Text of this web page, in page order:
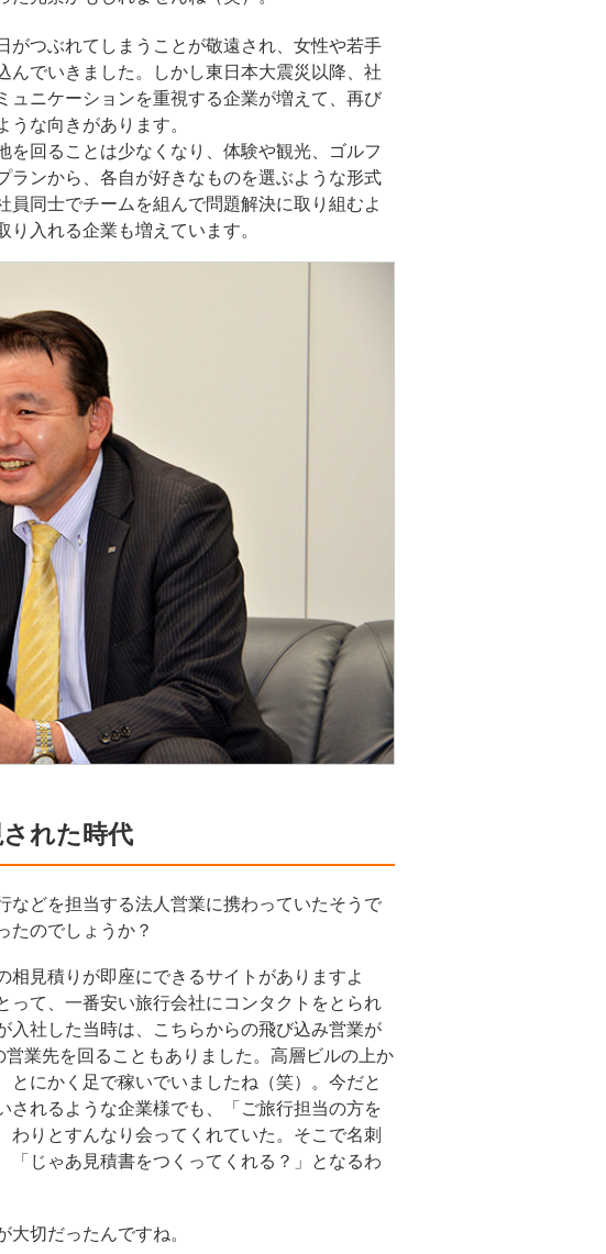
がつぶれてしまうことが敬遠され、女性や若手
んでいきました。しかし東日本大震災以降、社
ュニケーションを重視する企業が増えて、再び
な向きがあります。
を回ることは少なくなり、体験や観光、ゴルフ
ランから、各自が好きなものを選ぶような形式
員同士でチームを組んで問題解決に取り組むよ
り入れる企業も増えています。
れた時代
などを担当する法人営業に携わっていたそうで
たのでしょうか？
相見積りが即座にできるサイトがありますよ
って、一番安い旅行会社にコンタクトをとられ
入社した当時は、こちらからの飛び込み営業が
業先を回ることもありました。高層ビルの上か
とにかく足で稼いでいましたね（笑）。今だと
されるような企業様でも、「ご旅行担当の方を
わりとすんなり会ってくれていた。そこで名刺
「じゃあ見積書をつくってくれる？」となるわ
大切だったんですね。